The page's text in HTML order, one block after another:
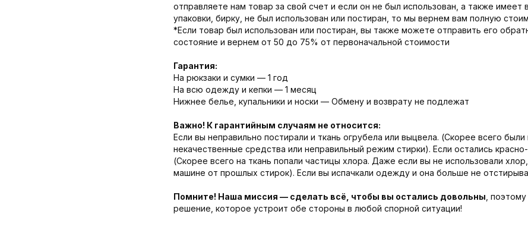
отправляете нам товар за свой счет и если он не был использован, а также имеет
упаковки, бирку, не был использован или постиран, то мы вернем вам полную
*Если товар был использован или постиран, вы также можете отправить его
состояние и вернем от 50 до 75% от первоначальной стоимости
Гарантия:
На рюкзаки и сумки — 1 год
На всю одежду и кепки — 1 месяц
Нижнее белье, купальники и носки — Обмену и возврату не подлежат
Важно! К гарантийным случаям не относится:
Если вы неправильно постирали и ткань огрубела или выцвела. (Скорее всего были
некачественные средства или неправильный режим стирки). Если остались
(Скорее всего на ткань попали частицы хлора. Даже если вы не использовали
машине от прошлых стирок). Если вы испачкали одежду и она больше не
Помните! Наша миссия — сделать всё, чтобы вы остались довольны ,
решение, которое устроит обе стороны в любой спорной ситуации!